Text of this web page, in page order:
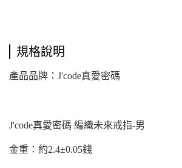
規格說明
產品品牌：J'code真愛密碼
J'code真愛密碼 編織未來戒指-男
金重：約2.4±0.05錢